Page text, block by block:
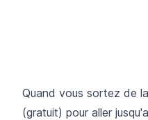
Quand vous sortez de
(gratuit) pour aller